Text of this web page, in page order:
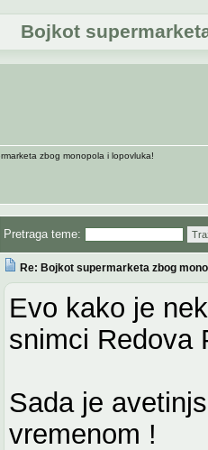
Bojkot
zbog monopola i lopovluka!
Pretraga teme:
Re: Bojkot supermarketa zbog
Evo kako je
snimci Redova
Sada je
vremenom !